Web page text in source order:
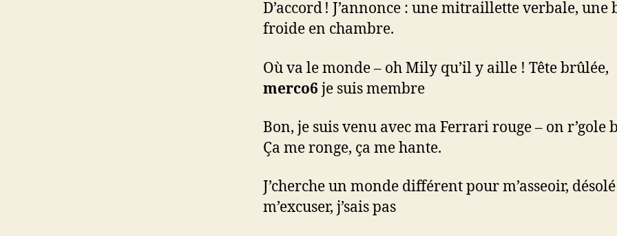
D’accord ! J’annonce : une mitraillette verbale, une
froide en chambre.
Où va le monde – oh Mily qu’il y aille ! Tête brûlée,
merco6 je suis membre
Bon, je suis venu avec ma Ferrari rouge – on r’gole
Ça me ronge, ça me hante.
J’cherche un monde différent pour m’asseoir,
m’excuser, j’sais pas